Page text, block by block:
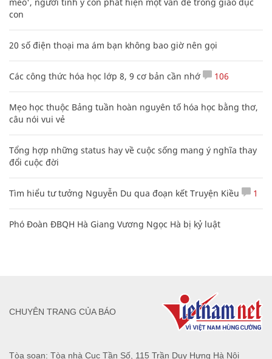
con
20 số điện thoại ma ám bạn không bao giờ nên gọi
Các công thức hóa học lớp 8, 9 cơ bản cần nhớ 106
Mẹo học thuộc Bảng tuần hoàn nguyên tố hóa học bằng thơ,
câu nói vui vẻ
Tổng hợp những status hay về cuộc sống mang ý nghĩa thay
đổi cuộc đời
Tìm hiểu tư tưởng Nguyễn Du qua đoạn kết Truyện Kiều 1
Phó Đoàn ĐBQH Hà Giang Vương Ngọc Hà bị kỷ luật
Tòa soạn: Tòa nhà Cục Tần Số, 115 Trần Duy Hưng Hà Nội
CHUYÊN TRANG CỦA BÁO